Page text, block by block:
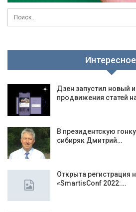
Дзен запустил новый
продвижения статей
В президентскую
сибиряк Дмитрий…
Открыта регистрация
«SmartisConf 2022:…